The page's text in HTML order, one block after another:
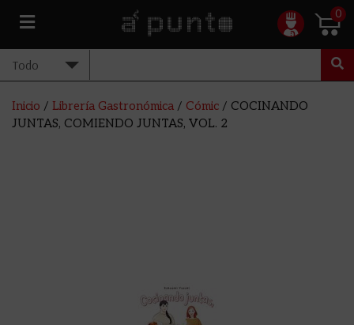
0
Inicio / Librería Gastronómica / Cómic / COCINANDO
JUNTAS, COMIENDO JUNTAS, VOL. 2